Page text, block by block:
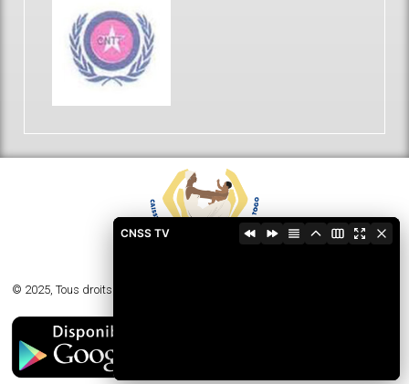
© 2025, Tous droits réservés - Caisse Nationale de Sécurité Sociale du Togo
CNSS TV